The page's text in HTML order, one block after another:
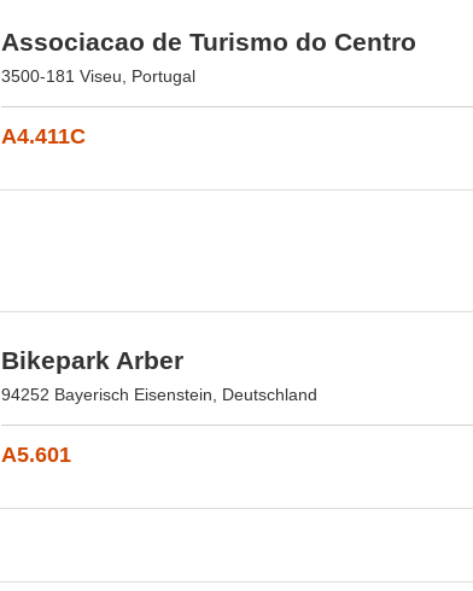
Associacao de Turismo do Centro
3500-181 Viseu, Portugal
A4.411C
Bikepark Arber
94252 Bayerisch Eisenstein, Deutschland
A5.601